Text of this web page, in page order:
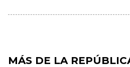
MÁS DE LA